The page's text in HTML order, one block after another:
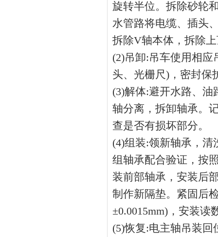
旋转半位。拆除砂轮
水管路将电缆、插头
拆除V轴本体，拆除
(2)吊卸:吊车使用相
头、光栅尺)，密封保
(3)解体:避开水路、
轴分离，拆卸轴承。
查是否有损坏部分。
(4)组装:领新轴承，
组轴承配合验证，按
装前部轴承，安装后
制作新隔垫。紧固后
±0.0015mm)，安装读
(5)恢复:电主轴吊装